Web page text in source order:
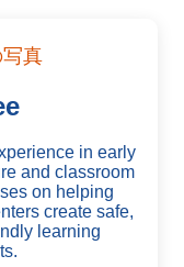
in early
and classroom
on helping
create safe,
learning